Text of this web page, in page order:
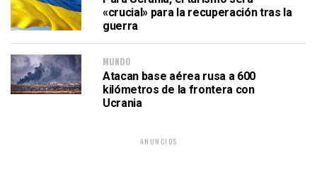
«crucial» para la recuperación tras la
guerra
MUNDO
Atacan base aérea rusa a 600
kilómetros de la frontera con
Ucrania
ANUNCIOS